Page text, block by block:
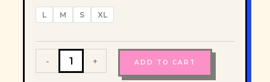
L M S XL
- + ADD TO CART